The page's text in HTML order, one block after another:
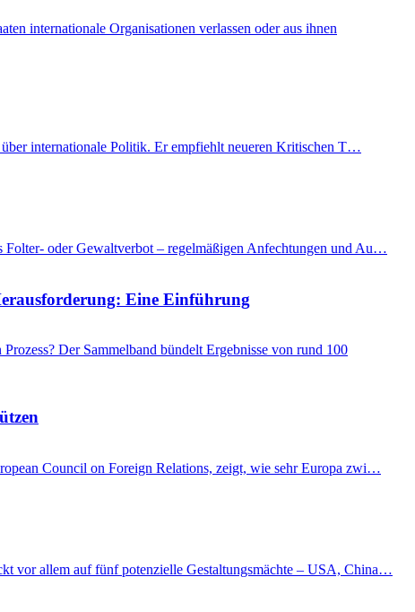
internationale Organisationen verlassen oder aus ihnen
internationale Politik. Er empfiehlt neueren Kritischen T…
Folter- oder Gewaltverbot – regelmäßigen Anfechtungen und Au…
Eine Einführung
Der Sammelband bündelt Ergebnisse von rund 100
Council on Foreign Relations, zeigt, wie sehr Europa zwi…
vor allem auf fünf potenzielle Gestaltungsmächte – USA, China…